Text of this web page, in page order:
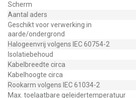
Scherm
Aantal aders
Geschikt voor verwerking in
aarde/ondergrond
Halogeenvrij volgens IEC 60754-2
Isolatiebehoud
Kabelbreedte circa
Kabelhoogte circa
Rookarm volgens IEC 61034-2
Max. toelaatbare geleidertemperatuur